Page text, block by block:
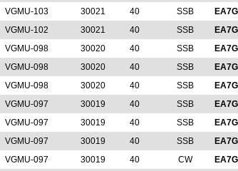
VGMU-103 30021 40 SSB EA7GI
VGMU-102 30021 40 SSB EA7GI
VGMU-098 30020 40 SSB EA7GI
VGMU-098 30020 40 SSB EA7GI
VGMU-098 30020 40 SSB EA7GI
VGMU-097 30019 40 SSB EA7GI
VGMU-097 30019 40 SSB EA7GI
VGMU-097 30019 40 SSB EA7GI
VGMU-097 30019 40 CW EA7GI